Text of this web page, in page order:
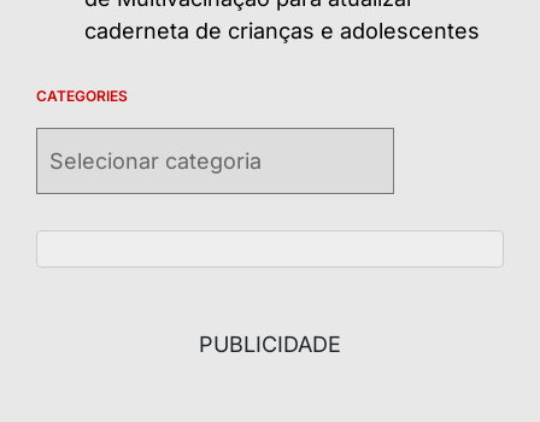
caderneta de crianças e adolescentes
CATEGORIES
PUBLICIDADE